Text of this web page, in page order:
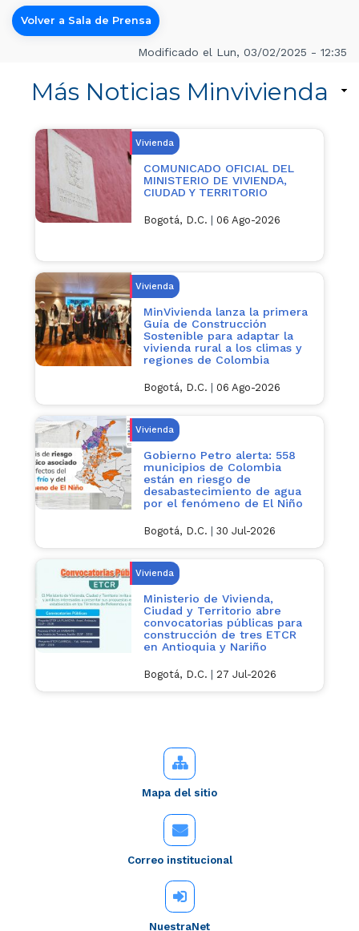
Volver a Sala de Prensa
Modificado el Lun, 03/02/2025 - 12:35
Más Noticias Minvivienda
Vivienda
COMUNICADO OFICIAL DEL
MINISTERIO DE VIVIENDA,
CIUDAD Y TERRITORIO
Bogotá, D.C. | 06 Ago-2026
Vivienda
MinVivienda lanza la primera
Guía de Construcción
Sostenible para adaptar la
vivienda rural a los climas y
regiones de Colombia
Bogotá, D.C. | 06 Ago-2026
Vivienda
Gobierno Petro alerta: 558
municipios de Colombia
están en riesgo de
desabastecimiento de agua
por el fenómeno de El Niño
Bogotá, D.C. | 30 Jul-2026
Vivienda
Ministerio de Vivienda,
Ciudad y Territorio abre
convocatorias públicas para
construcción de tres ETCR
en Antioquia y Nariño
Bogotá, D.C. | 27 Jul-2026
Mapa del sitio
Correo institucional
NuestraNet